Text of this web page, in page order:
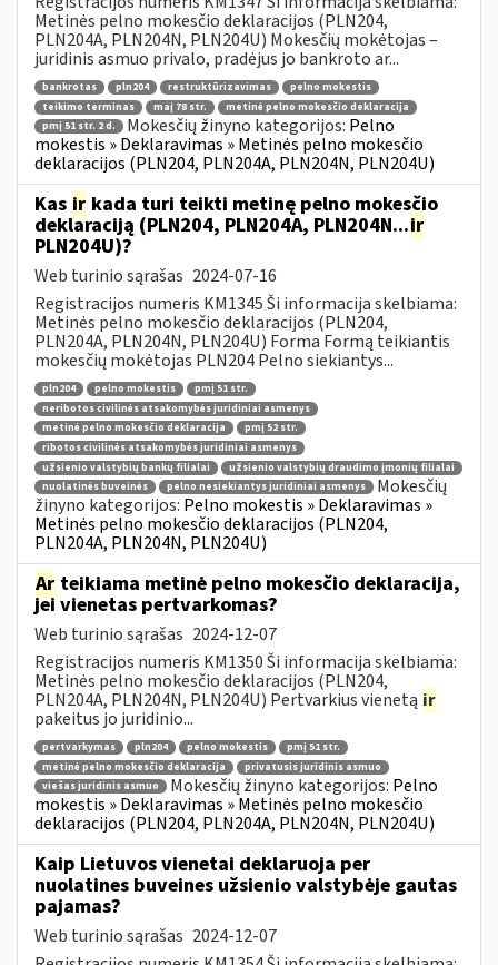
Metinės pelno mokesčio deklaracijos (PLN204,
PLN204A, PLN204N, PLN204U) Mokesčių mokėtojas –
juridinis asmuo privalo, pradėjus jo bankroto ar...
bankrotas pln204 restruktūrizavimas
pelno mokestis
teikimo terminas
maį 78 str.
metinė pelno mokesčio deklaracija
pmį 51 str. 2 d.
Mokesčių žinyno kategorijos: Pelno
mokestis » Deklaravimas » Metinės pelno mokesčio
deklaracijos (PLN204, PLN204A, PLN204N, PLN204U)
Kas ir kada turi teikti metinę pelno mokesčio
deklaraciją (PLN204, PLN204A, PLN204N...ir
PLN204U)?
Web turinio sąrašas 2024-07-16
Registracijos numeris KM1345 Ši informacija skelbiama:
Metinės pelno mokesčio deklaracijos (PLN204,
PLN204A, PLN204N, PLN204U) Forma Formą teikiantis
mokesčių mokėtojas PLN204 Pelno siekiantys...
pln204 pelno mokestis
pmį 51 str.
neribotos civilinės atsakomybės juridiniai asmenys
metinė pelno mokesčio deklaracija
pmį 52 str.
ribotos civilinės atsakomybės juridiniai asmenys
užsienio valstybių bankų filialai
užsienio valstybių draudimo įmonių filialai
nuolatinės buveinės
pelno nesiekiantys juridiniai asmenys
Mokesčių
žinyno kategorijos: Pelno mokestis » Deklaravimas »
Metinės pelno mokesčio deklaracijos (PLN204,
PLN204A, PLN204N, PLN204U)
Ar teikiama metinė pelno mokesčio deklaracija,
jei vienetas pertvarkomas?
Web turinio sąrašas 2024-12-07
Registracijos numeris KM1350 Ši informacija skelbiama:
Metinės pelno mokesčio deklaracijos (PLN204,
PLN204A, PLN204N, PLN204U) Pertvarkius vienetą ir
pakeitus jo juridinio...
pertvarkymas pln204 pelno mokestis
pmį 51 str.
metinė pelno mokesčio deklaracija
privatusis juridinis asmuo
viešas juridinis asmuo
Mokesčių žinyno kategorijos: Pelno
mokestis » Deklaravimas » Metinės pelno mokesčio
deklaracijos (PLN204, PLN204A, PLN204N, PLN204U)
Kaip Lietuvos vienetai deklaruoja per
nuolatines buveines užsienio valstybėje gautas
pajamas?
Web turinio sąrašas 2024-12-07